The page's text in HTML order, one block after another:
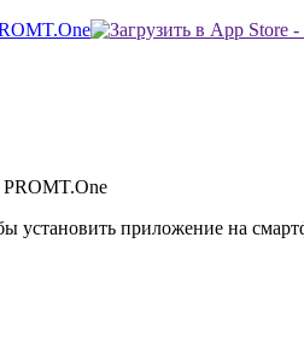
установить приложение на